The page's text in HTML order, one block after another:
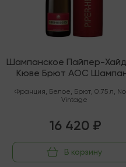
Шампанское Пайпер-
Кюве Брют АОС
Франция, Белое, Брют,0.75 л,
Vintage
16 420 ₽
В корзину